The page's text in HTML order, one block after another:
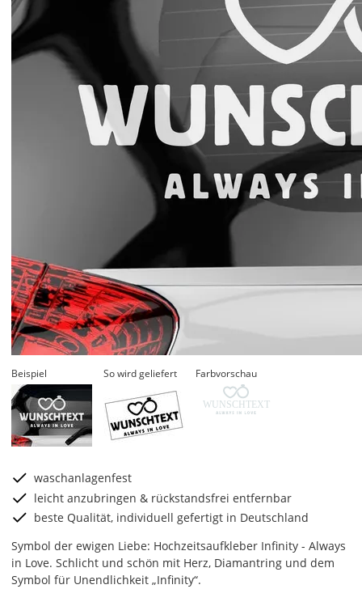
Beispiel So wird geliefert Farbvorschau
WUNSCHTEXT
waschanlagenfest
leicht anzubringen & rückstandsfrei entfernbar
beste Qualität, individuell gefertigt in Deutschland
Symbol der ewigen Liebe: Hochzeitsaufkleber Infinity - Always
in Love. Schlicht und schön mit Herz, Diamantring und dem
Symbol für Unendlichkeit „Infinity“.